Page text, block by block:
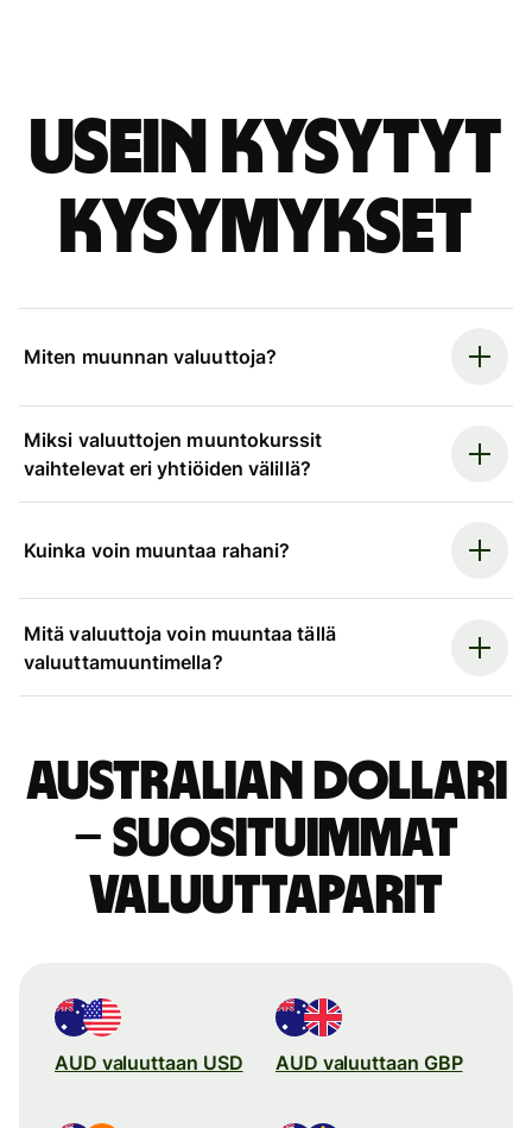
Usein kysytyt
kysymykset
Miten muunnan valuuttoja?
Miksi valuuttojen muuntokurssit
vaihtelevat eri yhtiöiden välillä?
Kuinka voin muuntaa rahani?
Mitä valuuttoja voin muuntaa tällä
valuuttamuuntimella?
Australian dollari
– suosituimmat
valuuttaparit
AUD valuuttaan USD AUD valuuttaan GBP